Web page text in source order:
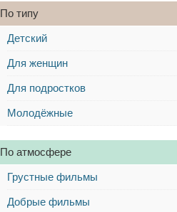
По типу
Детский
Для женщин
Для подростков
Молодёжные
По атмосфере
Грустные фильмы
Добрые фильмы